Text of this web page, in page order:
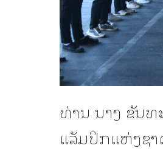
ທ່ານ ນາງ ຂັນ
ແລັມປິກແຫ່ງຊາ